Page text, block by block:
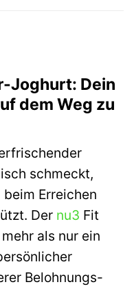
Joghurt: Dein
dem Weg zu
schmeckt,
Erreichen
Der nu3 Fit
als nur ein
Belohnungs-